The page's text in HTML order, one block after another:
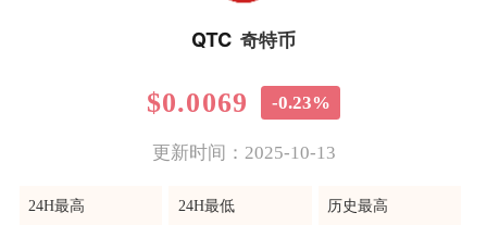
QTC 奇特币
$0.0069 -0.23%
更新时间：2025-10-13
24H最高
24H最低
历史最高